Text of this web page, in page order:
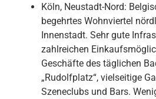
Köln, Neustadt-Nord:
begehrtes Wohnviertel
Innenstadt. Sehr gute
zahlreichen
Geschäfte des täglichen
„Rudolfplatz“, vielseitige
Szeneclubs und Bars.